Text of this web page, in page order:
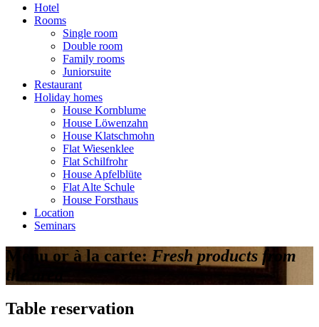
Hotel
Rooms
Single room
Double room
Family rooms
Juniorsuite
Restaurant
Holiday homes
House Kornblume
House Löwenzahn
House Klatschmohn
Flat Wiesenklee
Flat Schilfrohr
House Apfelblüte
Flat Alte Schule
House Forsthaus
Location
Seminars
Menu or à la carte: Fresh products from
the area
Table reservation